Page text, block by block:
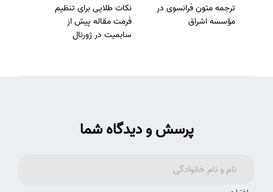
ترجمه متون فرانسوی در
مؤسسه اشراق
نکات طلایی برای تنظیم
فرمت مقاله پیش از
سابمیت در ژورنال
پرسش و دیدگاه شما